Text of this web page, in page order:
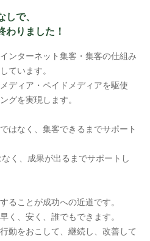
で、
わりました！
ンターネット集客・集客の仕組み
ています。
ディア・ペイドメディアを駆使
グを実現します。
はなく、集客できるまでサポート
く、成果が出るまでサポートし
ることが成功への近道です。
く、安く、誰でもできます。
動をおこして、継続し、改善して